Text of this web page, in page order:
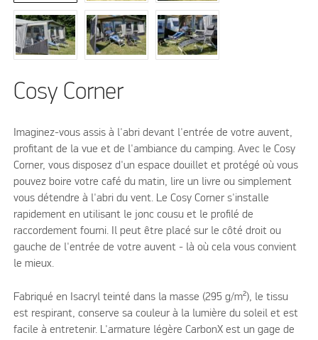
Cosy Corner
Imaginez-vous assis à l'abri devant l'entrée de votre auvent,
profitant de la vue et de l'ambiance du camping. Avec le Cosy
Corner, vous disposez d'un espace douillet et protégé où vous
pouvez boire votre café du matin, lire un livre ou simplement
vous détendre à l'abri du vent. Le Cosy Corner s'installe
rapidement en utilisant le jonc cousu et le profilé de
raccordement fourni. Il peut être placé sur le côté droit ou
gauche de l'entrée de votre auvent - là où cela vous convient
le mieux.
Fabriqué en Isacryl teinté dans la masse (295 g/m²), le tissu
est respirant, conserve sa couleur à la lumière du soleil et est
facile à entretenir. L'armature légère CarbonX est un gage de